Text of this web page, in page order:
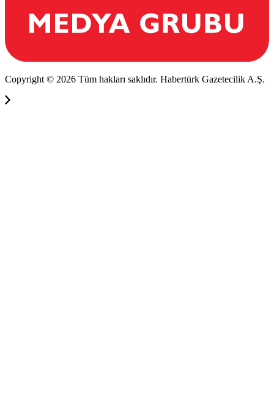
Copyright © 2026 Tüm hakları saklıdır. Habertürk Gazetecilik A.Ş.